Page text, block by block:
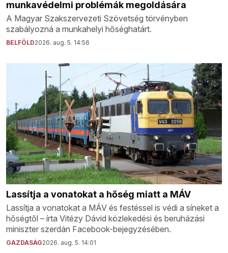
munkavédelmi problémák megoldására
A Magyar Szakszervezeti Szövetség törvényben
szabályozná a munkahelyi hőséghatárt.
BELFÖLD2026. aug. 5. 14:56
Lassítja a vonatokat a hőség miatt a MÁV
Lassítja a vonatokat a MÁV és festéssel is védi a síneket a
hőségtől – írta Vitézy Dávid közlekedési és beruházási
miniszter szerdán Facebook-bejegyzésében.
GAZDASÁG2026. aug. 5. 14:01